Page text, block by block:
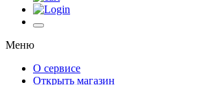
Меню
О сервисе
Открыть магазин